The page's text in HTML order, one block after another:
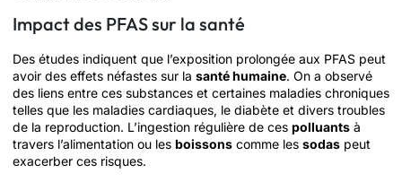
Impact des PFAS sur la santé
Des études indiquent que l’exposition prolongée aux PFAS peut
avoir des effets néfastes sur la santé humaine. On a observé
des liens entre ces substances et certaines maladies chroniques
telles que les maladies cardiaques, le diabète et divers troubles
de la reproduction. L’ingestion régulière de ces polluants à
travers l’alimentation ou les boissons comme les sodas peut
exacerber ces risques.